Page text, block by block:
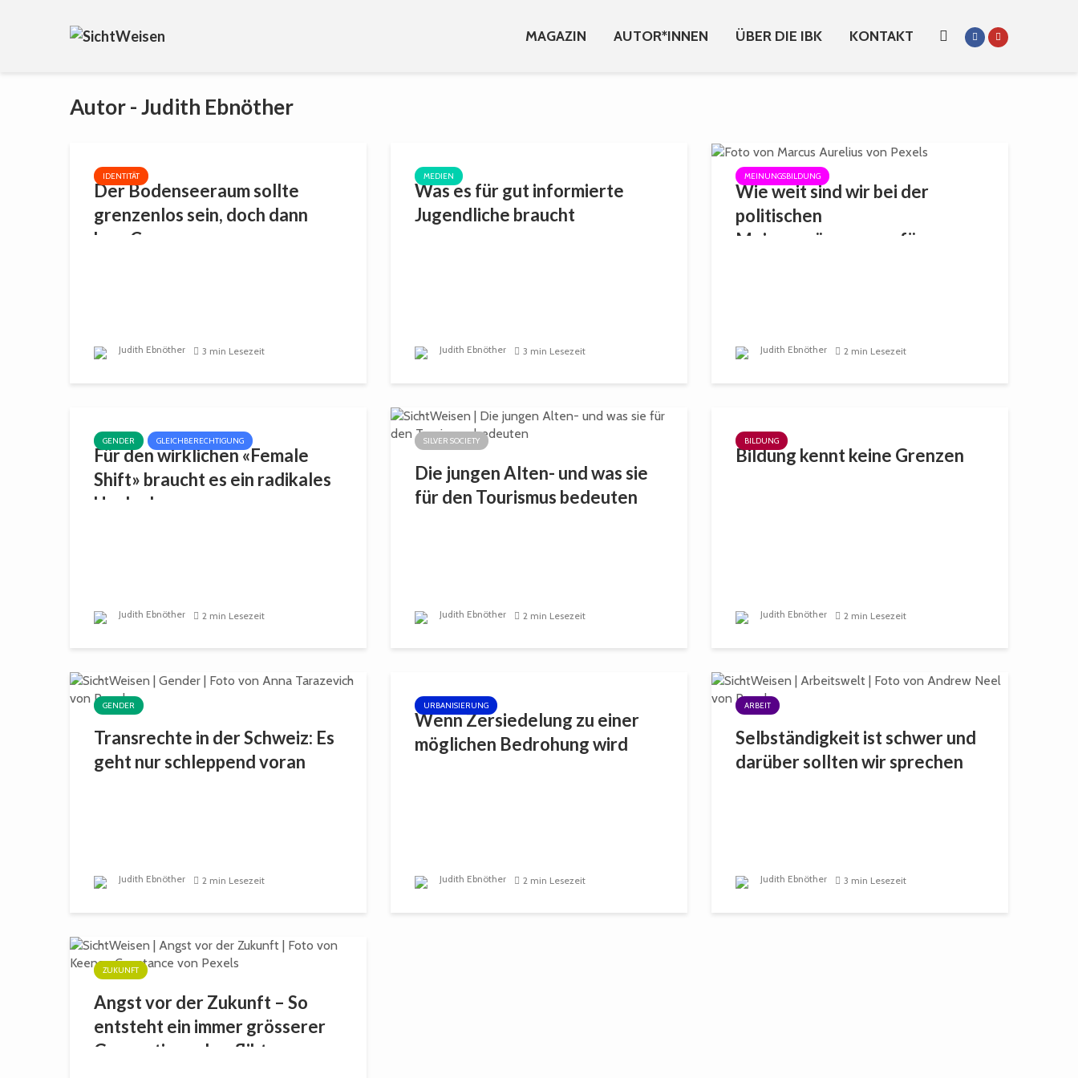
MAGAZIN AUTOR*INNEN ÜBER DIE IBK KONTAKT
Autor - Judith Ebnöther
IDENTITÄT
Der Bodenseeraum sollte
grenzenlos sein, doch dann
kam Corona
Judith Ebnöther 3 min Lesezeit
MEDIEN
Was es für gut informierte
Jugendliche braucht
Judith Ebnöther 3 min Lesezeit
MEINUNGSBILDUNG
Wie weit sind wir bei der
politischen
Meinungsäusserung für
Judith Ebnöther 2 min Lesezeit
GENDER GLEICHBERECHTIGUNG
Für den wirklichen «Female
Shift» braucht es ein radikales
Umdenken
Judith Ebnöther 2 min Lesezeit
SILVER SOCIETY
Die jungen Alten- und was sie
für den Tourismus bedeuten
Judith Ebnöther 2 min Lesezeit
BILDUNG
Bildung kennt keine Grenzen
Judith Ebnöther 2 min Lesezeit
GENDER
Transrechte in der Schweiz: Es
geht nur schleppend voran
Judith Ebnöther 2 min Lesezeit
URBANISIERUNG
Wenn Zersiedelung zu einer
möglichen Bedrohung wird
Judith Ebnöther 2 min Lesezeit
ARBEIT
Selbständigkeit ist schwer und
darüber sollten wir sprechen
Judith Ebnöther 3 min Lesezeit
ZUKUNFT
Angst vor der Zukunft – So
entsteht ein immer grösserer
Generationenkonflikt